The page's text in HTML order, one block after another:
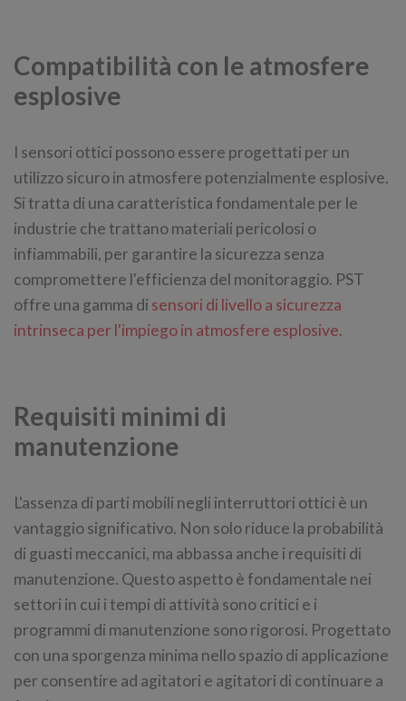
Compatibilità con le atmosfere
esplosive
I sensori ottici possono essere progettati per un
utilizzo sicuro in atmosfere potenzialmente esplosive.
Si tratta di una caratteristica fondamentale per le
industrie che trattano materiali pericolosi o
infiammabili, per garantire la sicurezza senza
compromettere l'efficienza del monitoraggio. PST
offre una gamma di sensori di livello a sicurezza
intrinseca per l'impiego in atmosfere esplosive.
Requisiti minimi di
manutenzione
L'assenza di parti mobili negli interruttori ottici è un
vantaggio significativo. Non solo riduce la probabilità
di guasti meccanici, ma abbassa anche i requisiti di
manutenzione. Questo aspetto è fondamentale nei
settori in cui i tempi di attività sono critici e i
programmi di manutenzione sono rigorosi. Progettato
con una sporgenza minima nello spazio di applicazione
per consentire ad agitatori e agitatori di continuare a